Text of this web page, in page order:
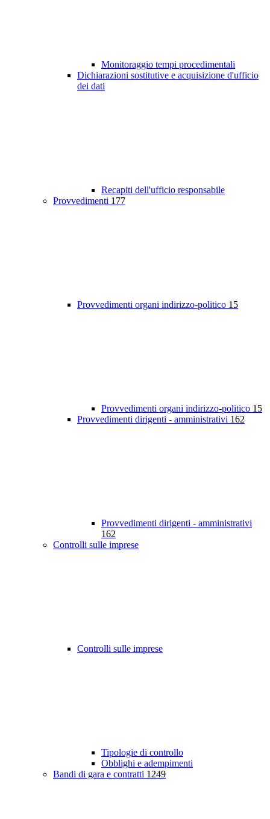
Monitoraggio tempi procedimentali
Dichiarazioni sostitutive e acquisizione d'ufficio
dei dati
Recapiti dell'ufficio responsabile
Provvedimenti 177
Provvedimenti organi indirizzo-politico 15
Provvedimenti organi indirizzo-politico 15
Provvedimenti dirigenti - amministrativi 162
Provvedimenti dirigenti - amministrativi
162
Controlli sulle imprese
Controlli sulle imprese
Tipologie di controllo
Obblighi e adempimenti
Bandi di gara e contratti 1249